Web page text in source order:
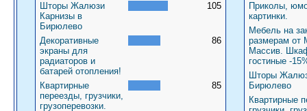
Шторы Жалюзи
Карнизы в
Бирюлево
105
Декоративные
экраны для
радиаторов и
батарей отопления!
86
Квартирные
переезды, грузчики,
грузоперевозки.
85
Приколы,
картинки.
Мебель на
размерам
Массив.
гостиные -
Шторы
Бирюлево
Квартирные